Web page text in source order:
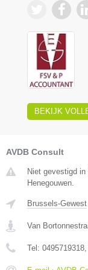
BEKIJK
AVDB Consult
Niet gevestigd
Henegouwen.
Brussels-Gewest
Van
Tel: 0495719318